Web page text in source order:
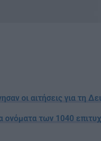
οι αιτήσεις για τη
ονόματα των 1040